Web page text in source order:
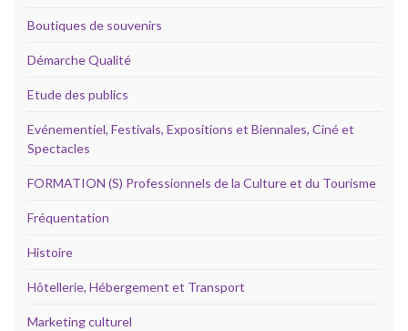
Boutiques de souvenirs
Démarche Qualité
Etude des publics
Evénementiel, Festivals, Expositions et Biennales, Ciné et
Spectacles
FORMATION (S) Professionnels de la Culture et du Tourisme
Fréquentation
Histoire
Hôtellerie, Hébergement et Transport
Marketing culturel